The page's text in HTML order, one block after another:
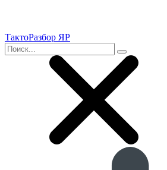
ТактоРазбор ЯР